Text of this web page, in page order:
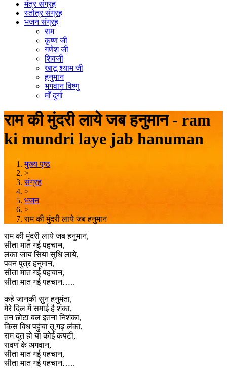
मंत्र संग्रह
स्तोत्र संग्रह
भजन संग्रह
राम
कृष्ण जी
गणेश जी
शिवजी
खाटू श्याम जी
हनुमान
भगवान विष्णु
माँ दुर्गा
राम की मुंदरी लाये जब हनुमान - ram
ki mundri laye jab hanuman
मुख्य पृष्ठ
>
संग्रह
>
भजन
>
राम की मुंदरी लाये जब हनुमान
राम की मुंदरी लाये जब हनुमान,
सीता मात गई पहचान,
लंका जाय सिया सुधि लाये,
पवन पुत्र हनुमान,
सीता मात गई पहचान,
सीता मात गई पहचान…..
कहे जानकी सुन हनुमंता,
मेरे दिल में समाई है शंका,
तन छोटा बल इतना निशंका,
किस विध पहुंचा तू गढ़ लंका,
राम दूत हो या कोई कपटी,
रावण के अगवान,
सीता मात गई पहचान,
सीता मात गई पहचान…..